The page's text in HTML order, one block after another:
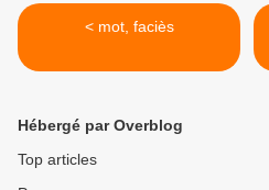
< mot, faciès
Hébergé par Overblog
Top articles